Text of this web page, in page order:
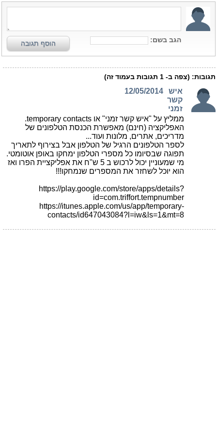
הגב בשם: הוסף תגובה
תגובות: (צפה ב- 1 תגובות בעמוד זה)
איש
קשר
זמני
12/05/2014
ממליץ על "איש קשר זמני" או temporary contacts.
האפליקציה (חינם) מאפשרת הכנסת הטלפונים של
מדריכים, אתרים, מלונות ועוד...
לספר הטלפונים הרגיל של הטלפון אבל בצירוף לתאריך
תפוגה שבסיומו כל מספרי הטלפון ימחקו באופן אוטומטי.
מי שמעוניין יכול לרכוש ב 5 ש"ח את אפליקציית הפרו ואז
הוא יוכל לשחזר את המספרים שנמחקו!!!
https://play.google.com/store/apps/details?
id=com.triffort.tempnumber
https://itunes.apple.com/us/app/temporary-
contacts/id647043084?l=iw&ls=1&mt=8